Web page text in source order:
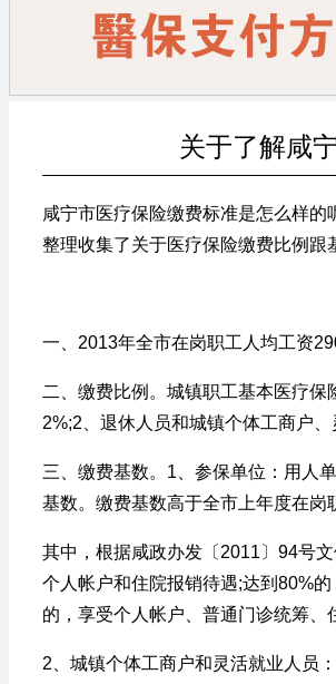
关于了解咸
咸宁市医疗保险缴费标准是怎么样
整理收集了关于医疗保险缴费比例
一、2013年全市在岗职工人均工资
二、缴费比例。城镇职工基本医疗
2%;2、退休人员和城镇个体工商户
三、缴费基数。1、参保单位：用人
基数。缴费基数高于全市上年度在
其中，根据咸政办发〔2011〕94号
个人帐户和住院报销待遇;达到80%
的，享受个人帐户、普通门诊统筹
2、城镇个体工商户和灵活就业人员